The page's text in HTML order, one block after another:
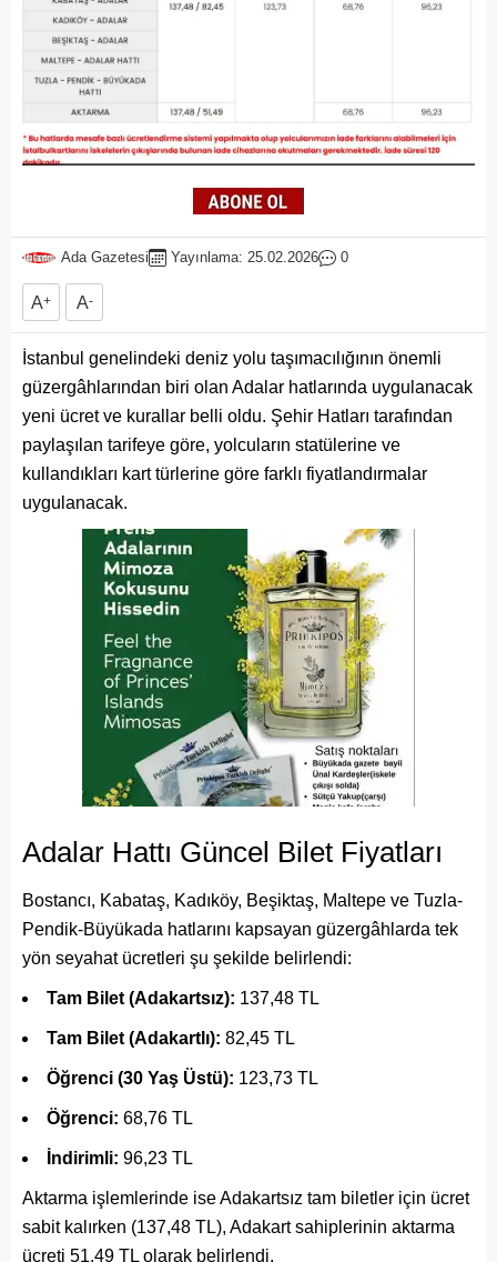
Ada Gazetesi Yayınlama: 25.02.2026 0
A+ A-
İstanbul genelindeki deniz yolu taşımacılığının önemli
güzergâhlarından biri olan Adalar hatlarında uygulanacak
yeni ücret ve kurallar belli oldu. Şehir Hatları tarafından
paylaşılan tarifeye göre, yolcuların statülerine ve
kullandıkları kart türlerine göre farklı fiyatlandırmalar
uygulanacak.
Adalar Hattı Güncel Bilet Fiyatları
Bostancı, Kabataş, Kadıköy, Beşiktaş, Maltepe ve Tuzla-
Pendik-Büyükada hatlarını kapsayan güzergâhlarda tek
yön seyahat ücretleri şu şekilde belirlendi:
Tam Bilet (Adakartsız): 137,48 TL
Tam Bilet (Adakartlı): 82,45 TL
Öğrenci (30 Yaş Üstü): 123,73 TL
Öğrenci: 68,76 TL
İndirimli: 96,23 TL
Aktarma işlemlerinde ise Adakartsız tam biletler için ücret
sabit kalırken (137,48 TL), Adakart sahiplerinin aktarma
ücreti 51,49 TL olarak belirlendi.